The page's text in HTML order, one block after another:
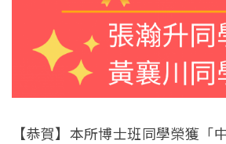
【恭賀】本所博士班同學榮獲「